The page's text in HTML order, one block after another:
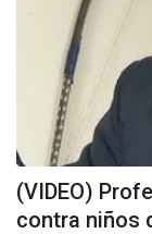
(VIDEO)
contra niños